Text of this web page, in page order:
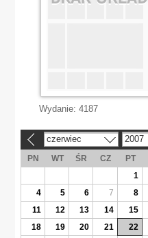
Wydanie: 4187
czerwiec 2007
PN WT ŚR CZ PT
1
4
5 6 7 8
11
12 13 14 15
18
19 20 21 22